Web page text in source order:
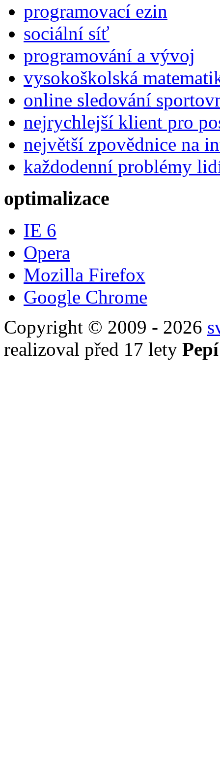
programovací ezin
sociální síť
programování a vývoj
vysokoškolská
online sledování
nejrychlejší klient pro
největší zpovědnice na
každodenní problémy
optimalizace
IE 6
Opera
Mozilla Firefox
Google Chrome
Copyright © 2009 - 2026
realizoval před 17 lety